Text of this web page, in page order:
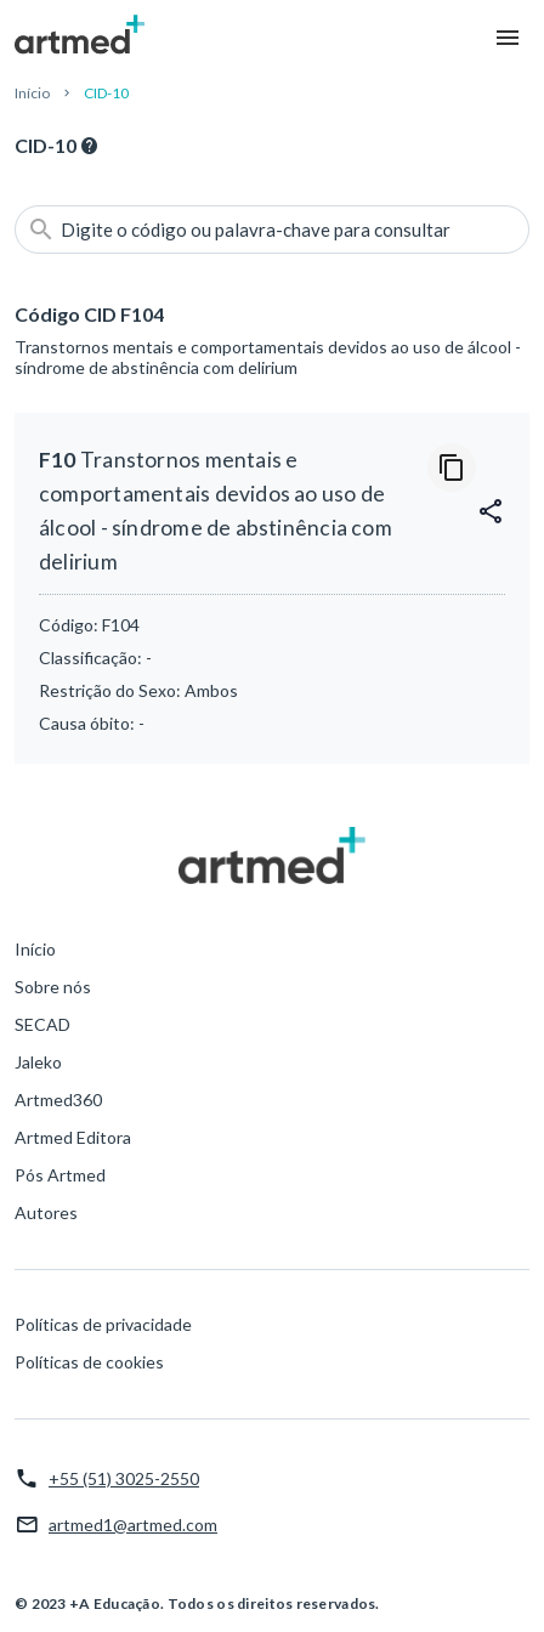
Início CID-10
CID-10
Digite o código ou palavra-chave para consultar
Código CID F104
Transtornos mentais e comportamentais devidos ao uso de álcool -
síndrome de abstinência com delirium
F10Transtornos mentais e
comportamentais devidos ao uso de
álcool - síndrome de abstinência com
delirium
Código: F104
Classificação: -
Restrição do Sexo: Ambos
Causa óbito: -
Início
Sobre nós
SECAD
Jaleko
Artmed360
Artmed Editora
Pós Artmed
Autores
Políticas de privacidade
Políticas de cookies
+55 (51) 3025-2550
artmed1@artmed.com
© 2023 +A Educação. Todos os direitos reservados.